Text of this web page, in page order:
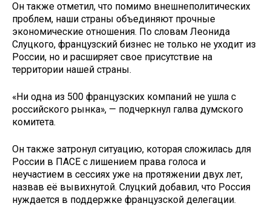
Он также отметил, что помимо внешнеполитических
проблем, наши страны объединяют прочные
экономические отношения. По словам Леонида
Слуцкого, французский бизнес не только не уходит из
России, но и расширяет свое присутствие на
территории нашей страны.
«Ни одна из 500 французских компаний не ушла с
российского рынка», — подчеркнул галва думского
комитета.
Он также затронул ситуацию, которая сложилась для
России в ПАСЕ с лишением права голоса и
неучастием в сессиях уже на протяжении двух лет,
назвав её вывихнутой. Слуцкий добавил, что Россия
нуждается в поддержке французской делегации.